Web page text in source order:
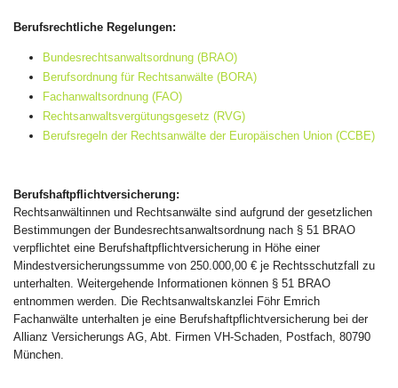
Berufsrechtliche Regelungen:
Bundesrechtsanwaltsordnung (BRAO)
Berufsordnung für Rechtsanwälte (BORA)
Fachanwaltsordnung (FAO)
Rechtsanwaltsvergütungsgesetz (RVG)
Berufsregeln der Rechtsanwälte der Europäischen Union (CCBE)
Berufshaftpflichtversicherung:
Rechtsanwältinnen und Rechtsanwälte sind aufgrund der gesetzlichen
Bestimmungen der Bundesrechtsanwaltsordnung nach § 51 BRAO
verpflichtet eine Berufshaftpflichtversicherung in Höhe einer
Mindestversicherungssumme von 250.000,00 € je Rechtsschutzfall zu
unterhalten. Weitergehende Informationen können § 51 BRAO
entnommen werden. Die Rechtsanwaltskanzlei Föhr Emrich
Fachanwälte unterhalten je eine Berufshaftpflichtversicherung bei der
Allianz Versicherungs AG, Abt. Firmen VH-Schaden, Postfach, 80790
München.